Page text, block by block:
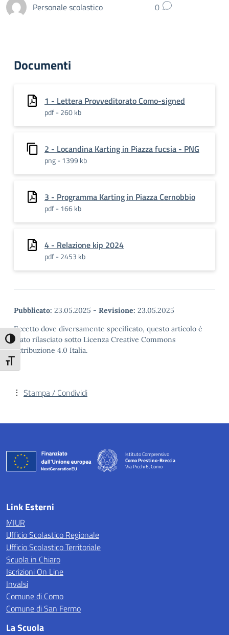
Attiva/disattiva alto contrasto
Attiva/disattiva dimensione testo
Personale scolastico 0
Documenti
1 - Lettera Provveditorato Como-signed
pdf - 260 kb
2 - Locandina Karting in Piazza fucsia - PNG
png - 1399 kb
3 - Programma Karting in Piazza Cernobbio
pdf - 166 kb
4 - Relazione kip 2024
pdf - 2453 kb
Pubblicato: 23.05.2025 - Revisione: 23.05.2025
Eccetto dove diversamente specificato, questo articolo è
stato rilasciato sotto Licenza Creative Commons
Attribuzione 4.0 Italia.
Stampa / Condividi
Istituto Comprensivo
Como Prestino-Breccia
Via Picchi 6, Como
— Visita la pagina iniziale della scuola
Link Esterni
MIUR
Ufficio Scolastico Regionale
Ufficio Scolastico Territoriale
Scuola in Chiaro
Iscrizioni On Line
Invalsi
Comune di Como
Comune di San Fermo
La Scuola